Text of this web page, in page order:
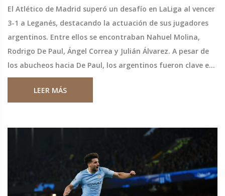
El Atlético de Madrid superó un desafío en LaLiga al vencer
3-1 a Leganés, destacando la actuación de sus jugadores
argentinos. Entre ellos se encontraban Nahuel Molina,
Rodrigo De Paul, Ángel Correa y Julián Álvarez. A pesar de
los abucheos hacia De Paul, los argentinos fueron clave en
la remontada. Esta victoria subraya la importancia y la
resiliencia del equipo, impulsado por el talento argentino.
LEER MÁS